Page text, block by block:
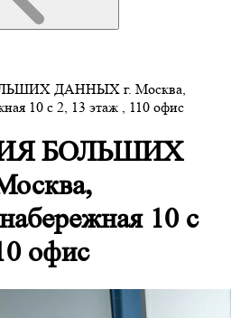
ДАННЫХ г. Москва,
10 с 2, 13 этаж , 110 офис
БОЛЬШИХ
10 с
офис